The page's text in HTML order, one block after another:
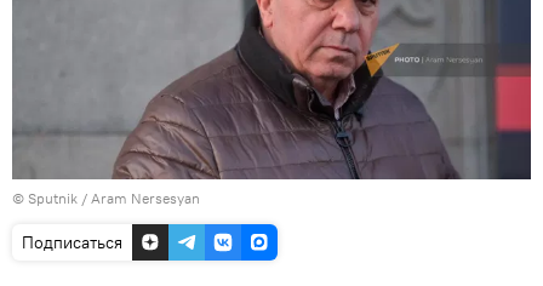
© Sputnik / Aram Nersesyan
Подписаться